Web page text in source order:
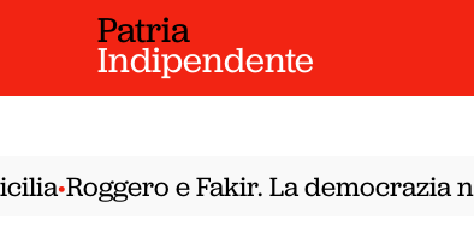
Patria
Indipendente
•Roggero e Fakir. La democrazia